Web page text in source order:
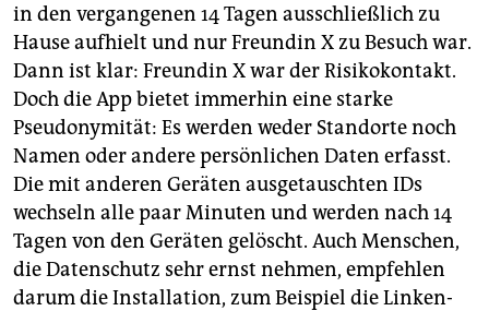
in den vergangenen 14 Tagen ausschließlich zu
Hause aufhielt und nur Freundin X zu Besuch war.
Dann ist klar: Freundin X war der Risikokontakt.
Doch die App bietet immerhin eine starke
Pseudonymität: Es werden weder Standorte noch
Namen oder andere persönlichen Daten erfasst.
Die mit anderen Geräten ausgetauschten IDs
wechseln alle paar Minuten und werden nach 14
Tagen von den Geräten gelöscht. Auch Menschen,
die Datenschutz sehr ernst nehmen, empfehlen
darum die Installation, zum Beispiel die Linken-